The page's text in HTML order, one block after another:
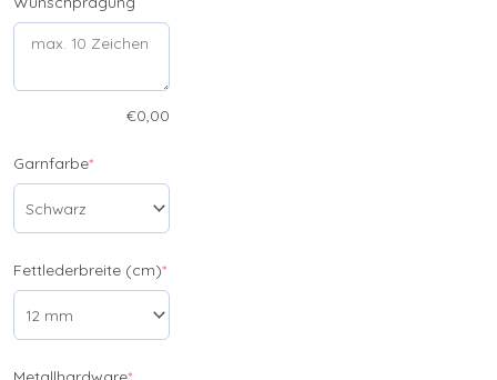
€0,00
Garnfarbe*
Fettlederbreite (cm)*